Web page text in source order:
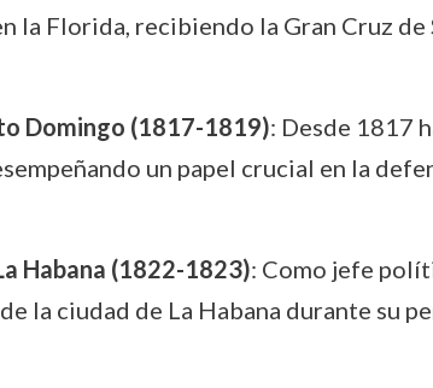
la Florida, recibiendo la Gran Cruz de
Domingo (1817-1819): Desde 1817
un papel crucial en la
Habana (1822-1823): Como jefe
la ciudad de La Habana durante su